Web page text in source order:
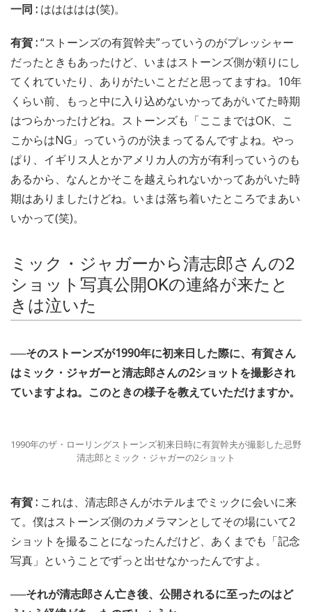
一同 : ははははは(笑)。
有賀 :“ストーンズの有賀幹夫”っていうのがプレッシャー
だったときもあったけど、いまはストーンズ側が頼りにし
てくれていたり、ありがたいことだと思ってますね。10年
くらい前、もっと中に入り込めないかってあがいてた時期
はつらかったけどね。ストーンズも「ここまではOK、こ
こからはNG」っていうのが決まってるんですよね。やっ
ぱり、イギリス人とかアメリカ人の方が有利っていうのも
あるから、なんとかそこを越えられないかってあがいた時
期はありましたけどね。いまは落ち着いたところでまあい
いかって(笑)。
ミック・ジャガーから清志郎さんの2
ショット写真公開OKの連絡が来たと
きは泣いた
──そのストーンズが1990年に初来日した際に、有賀さん
はミック・ジャガーと清志郎さんの2ショットを撮影され
ていますよね。このときの様子を教えていただけますか。
1990年のザ・ローリングストーンズ初来日時に有賀幹夫が撮影した忌野
清志郎とミック・ジャガーの2ショット
有賀 : これは、清志郎さんがホテルまでミックに会いに来
て。僕はストーンズ側のカメラマンとしてその場にいて2
ショットを撮ることになったんだけど、あくまでも「記念
写真」ということでずっと出せなかったんですよ。
──それが清志郎さん亡き後、公開されるに至ったのはど